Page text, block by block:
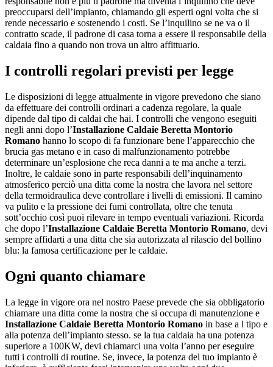
preoccuparsi dell’impianto, chiamando gli esperti ogni volta che si
rende necessario e sostenendo i costi. Se l’inquilino se ne va o il
contratto scade, il padrone di casa torna a essere il responsabile della
caldaia fino a quando non trova un altro affittuario.
I controlli regolari previsti per legge
Le disposizioni di legge attualmente in vigore prevedono che siano
da effettuare dei controlli ordinari a cadenza regolare, la quale
dipende dal tipo di caldai che hai. I controlli che vengono eseguiti
negli anni dopo l’Installazione Caldaie Beretta Montorio
Romano hanno lo scopo di fa funzionare bene l’apparecchio che
brucia gas metano e in caso di malfunzionamento potrebbe
determinare un’esplosione che reca danni a te ma anche a terzi.
Inoltre, le caldaie sono in parte responsabili dell’inquinamento
atmosferico perciò una ditta come la nostra che lavora nel settore
della termoidraulica deve controllare i livelli di emissioni. Il camino
va pulito e la pressione dei fumi controllata, oltre che tenuta
sott’occhio così puoi rilevare in tempo eventuali variazioni. Ricorda
che dopo l’Installazione Caldaie Beretta Montorio Romano, devi
sempre affidarti a una ditta che sia autorizzata al rilascio del bollino
blu: la famosa certificazione per le caldaie.
Ogni quanto chiamare
La legge in vigore ora nel nostro Paese prevede che sia obbligatorio
chiamare una ditta come la nostra che si occupa di manutenzione e
Installazione Caldaie Beretta Montorio Romano in base a l tipo e
alla potenza dell’impianto stesso. se la tua caldaia ha una potenza
superiore a 100KW, devi chiamarci una volta l’anno per eseguire
tutti i controlli di routine. Se, invece, la potenza del tuo impianto è